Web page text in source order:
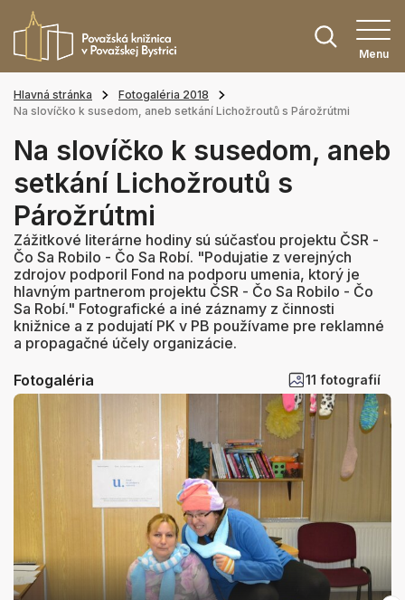
Menu
Hlavná stránka
Fotogaléria 2018
Na slovíčko k susedom, aneb setkání Lichožroutů s Párožrútmi
Na slovíčko k susedom, aneb
setkání Lichožroutů s
Párožrútmi
Zážitkové literárne hodiny sú súčasťou projektu ČSR -
Čo Sa Robilo - Čo Sa Robí. "Podujatie z verejných
zdrojov podporil Fond na podporu umenia, ktorý je
hlavným partnerom projektu ČSR - Čo Sa Robilo - Čo
Sa Robí." Fotografické a iné záznamy z činnosti
knižnice a z podujatí PK v PB používame pre reklamné
a propagačné účely organizácie.
Fotogaléria 11 fotografií